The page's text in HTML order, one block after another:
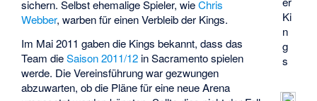
Ki
n
g
s
sichern. Selbst ehemalige Spieler, wieChris
Webber, warben für einen Verbleib der Kings.
Im Mai 2011 gaben die Kings bekannt, dass das
Team dieSaison 2011/12 in Sacramento spielen
werde. Die Vereinsführung war gezwungen
abzuwarten, ob die Pläne für eine neue Arena